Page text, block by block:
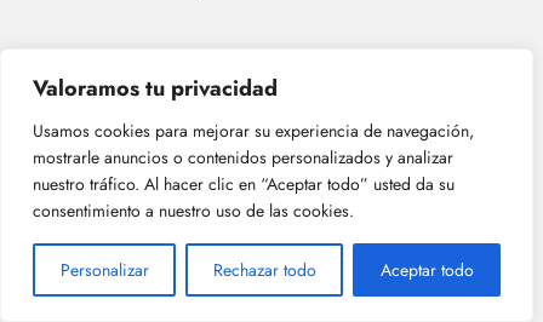
Valoramos tu privacidad
Usamos cookies para mejorar su experiencia de navegación,
mostrarle anuncios o contenidos personalizados y analizar
nuestro tráfico. Al hacer clic en “Aceptar todo” usted da su
consentimiento a nuestro uso de las cookies.
Personalizar Rechazar todo Aceptar todo
Deja una respuesta